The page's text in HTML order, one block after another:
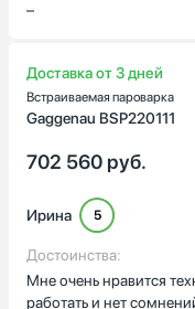
–
Доставка от 3 дней
Встраиваемая пароварка
Gaggenau BSP220111
702 560 руб.
Ирина 5
Достоинства:
Мне очень нравится
работать и нет